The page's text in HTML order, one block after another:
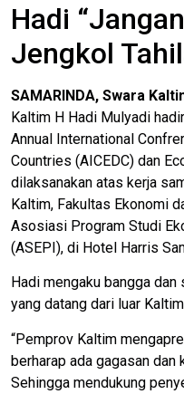
Hadi
Jengkol
SAMARINDA, Swara
Kaltim H Hadi Mulyadi
Annual International
Countries (AICEDC) dan
dilaksanakan atas kerja
Kaltim, Fakultas Ekonomi
Asosiasi Program Studi
(ASEPI), di Hotel Harris
Hadi mengaku bangga
yang datang dari luar
“Pemprov Kaltim
berharap ada gagasan dan
Sehingga mendukung